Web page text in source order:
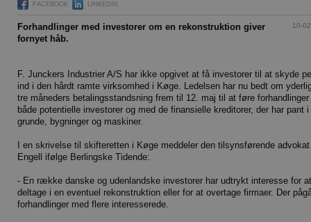
FACEBOOK LINKEDIN
10-
Forhandlinger med investorer om en rekonstruktion giver
fornyet håb.
F. Junckers Industrier A/S har ikke opgivet at få investorer til at skyde
ind i den hårdt ramte virksomhed i Køge. Ledelsen har nu bedt om
tre måneders betalingsstandsning frem til 12. maj til at føre forhandlinger
både potentielle investorer og med de finansielle kreditorer, der har pant i
grunde, bygninger og maskiner.
I en skrivelse til skifteretten i Køge meddeler den tilsynsførende
Engell ifølge Berlingske Tidende:
- En række danske og udenlandske investorer har udtrykt interesse for at
deltage i en eventuel rekonstruktion eller for at overtage firmaer. Der
forhandlinger med flere interesserede.